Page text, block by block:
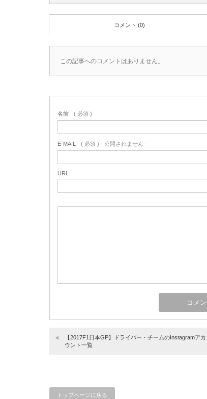
コメント (0)
この記事へのコメントはありません。
名前 ( 必須 )
E-MAIL ( 必須 ) - 公開されません -
URL
【2017F1日本GP】ドライバー・チームのInstagramアカ
ウント一覧
トップページに戻る